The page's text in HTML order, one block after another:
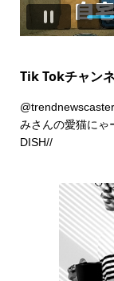
Tik Tokチャン
@trendnewscaster
みさんの愛猫に
DISH//